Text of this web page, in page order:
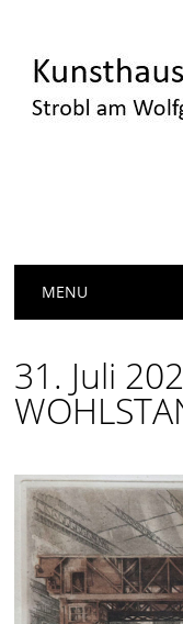
Main menu
MENU
31. Juli